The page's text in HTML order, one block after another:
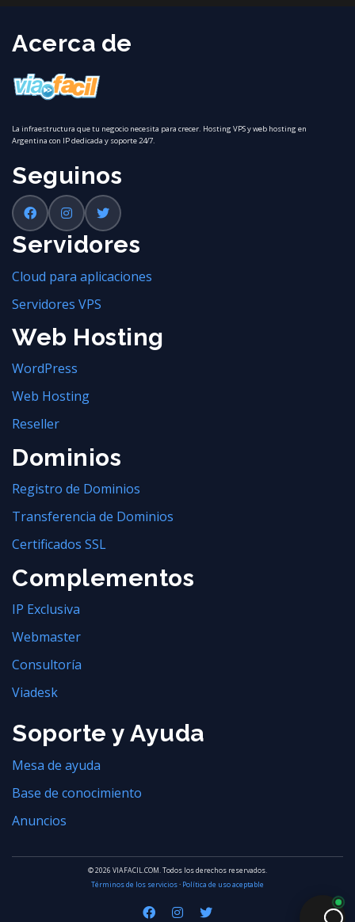
Acerca de
La infraestructura que tu negocio necesita para crecer. Hosting VPS y web hosting en
Argentina con IP dedicada y soporte 24/7.
Seguinos
Servidores
Cloud para aplicaciones
Servidores VPS
Web Hosting
WordPress
Web Hosting
Reseller
Dominios
Registro de Dominios
Transferencia de Dominios
Certificados SSL
Complementos
IP Exclusiva
Webmaster
Consultoría
Viadesk
Soporte y Ayuda
Mesa de ayuda
Base de conocimiento
Anuncios
© 2026 VIAFACIL.COM. Todos los derechos reservados.
Términos de los servicios· Política de uso aceptable